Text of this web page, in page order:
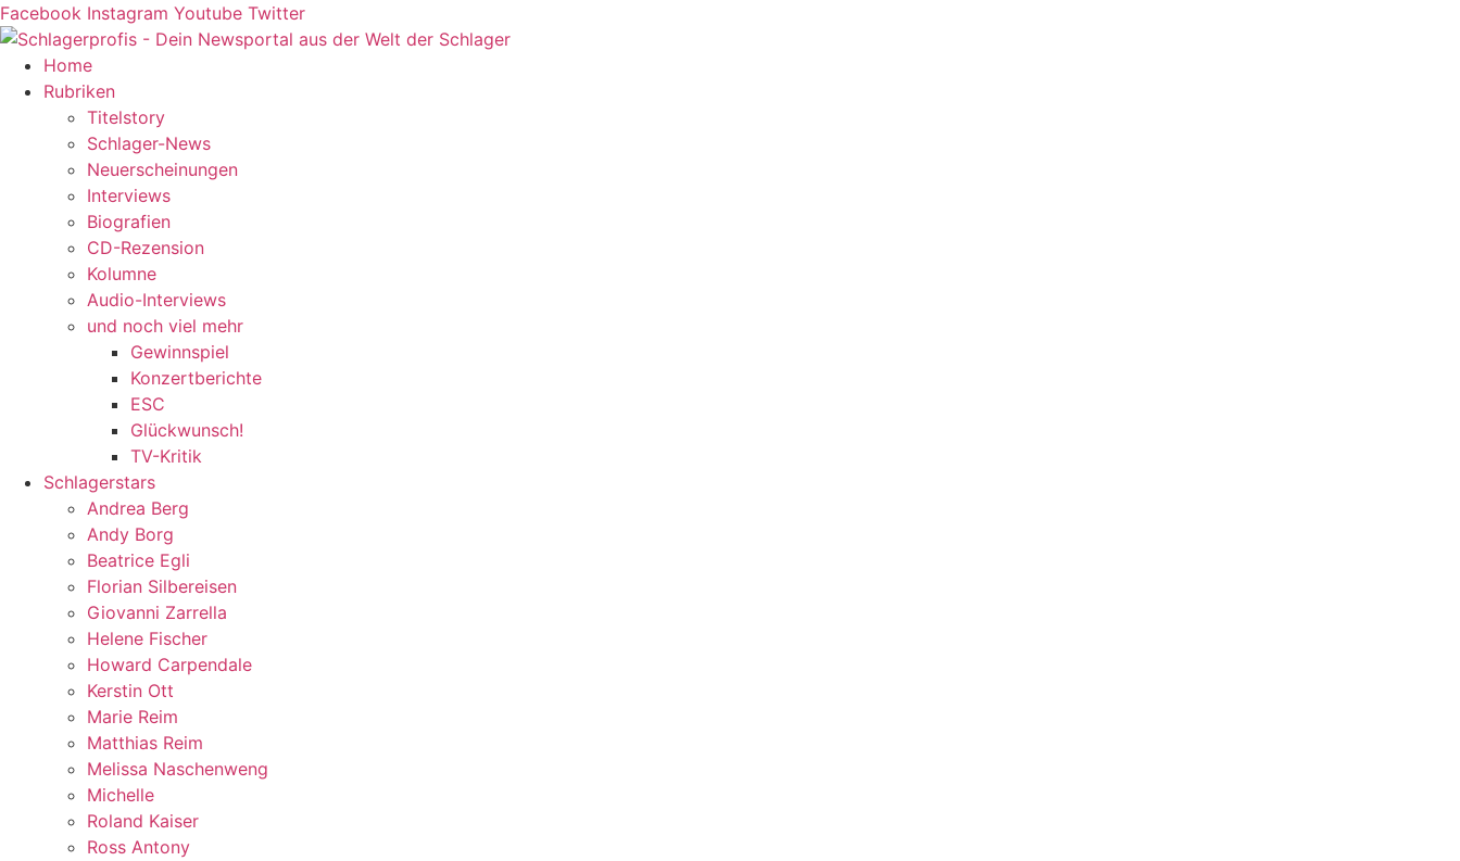
Zum
Inhalt
springen
Facebook Instagram Youtube Twitter
Home
Rubriken
Titelstory
Schlager-News
Neuerscheinungen
Interviews
Biografien
CD-Rezension
Kolumne
Audio-Interviews
und noch viel mehr
Gewinnspiel
Konzertberichte
ESC
Glückwunsch!
TV-Kritik
Schlagerstars
Andrea Berg
Andy Borg
Beatrice Egli
Florian Silbereisen
Giovanni Zarrella
Helene Fischer
Howard Carpendale
Kerstin Ott
Marie Reim
Matthias Reim
Melissa Naschenweng
Michelle
Roland Kaiser
Ross Antony